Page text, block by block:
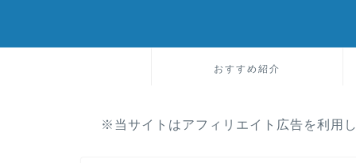
おすすめ紹介
※当サイトはアフィリエイト広告を利用